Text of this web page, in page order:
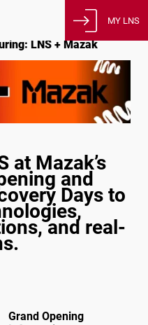
LNS + Mazak
LNS + Mazak
at Mazak’s
and
Days to
and real-
Grand Opening
MY LNS